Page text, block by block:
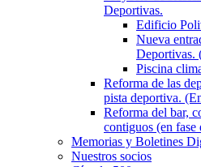
Deportivas.
Edificio
Nueva
Deportivas.
Piscina
Reforma de las
pista deportiva.
Reforma del bar,
contiguos (en fase
Memorias y Boletines
Nuestros socios